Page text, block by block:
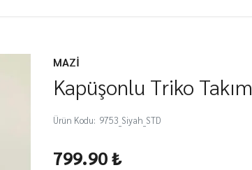
MAZİ
Kapüşonlu Triko Takım
Ürün Kodu: 9753_Siyah_STD
799.90 ₺